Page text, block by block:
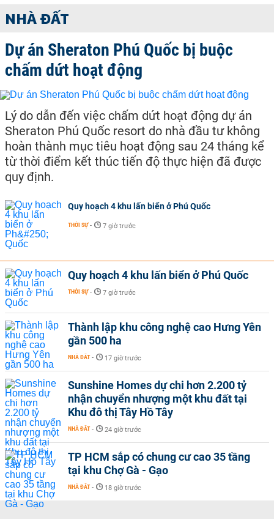
NHÀ ĐẤT
Dự án Sheraton Phú Quốc bị buộc
chấm dứt hoạt động
Lý do dẫn đến việc chấm dứt hoạt động dự án
Sheraton Phú Quốc resort do nhà đầu tư không
hoàn thành mục tiêu hoạt động sau 24 tháng kể
từ thời điểm kết thúc tiến độ thực hiện đã được
quy định.
Quy hoạch 4 khu lấn biển ở Phú Quốc
THỜI SỰ - 7 giờ trước
Quy hoạch 4 khu lấn biển ở Phú Quốc
THỜI SỰ - 7 giờ trước
Thành lập khu công nghệ cao Hưng Yên
gần 500 ha
NHÀ ĐẤT - 17 giờ trước
Sunshine Homes dự chi hơn 2.200 tỷ
nhận chuyển nhượng một khu đất tại
Khu đô thị Tây Hồ Tây
NHÀ ĐẤT - 24 giờ trước
TP HCM sắp có chung cư cao 35 tầng
tại khu Chợ Gà - Gạo
NHÀ ĐẤT - 18 giờ trước